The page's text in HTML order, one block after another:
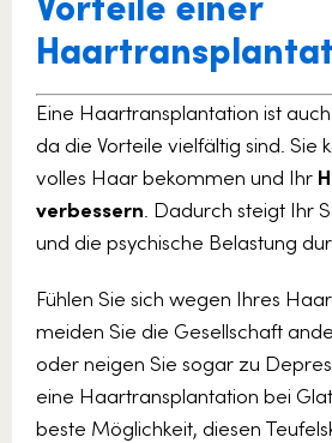
Eine Haartransplantation ist
da die Vorteile vielfältig sind. Sie
volles Haar bekommen und Ihr
verbessern . Dadurch steigt Ihr
und die psychische Belastung
Fühlen Sie sich wegen Ihres
meiden Sie die Gesellschaft
oder neigen Sie sogar zu
eine Haartransplantation bei
beste Möglichkeit, diesen